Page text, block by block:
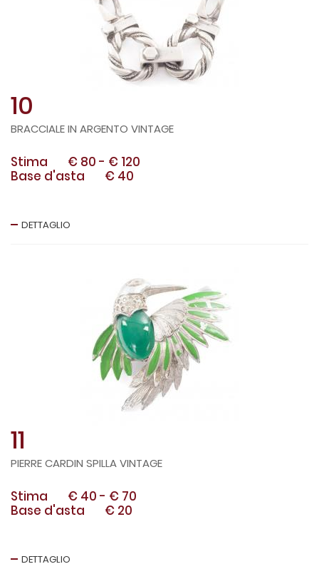
10
BRACCIALE IN ARGENTO VINTAGE
Stima € 80 - € 120
Base d'asta
€ 40
DETTAGLIO
11
PIERRE CARDIN SPILLA VINTAGE
Stima € 40 - € 70
Base d'asta
€ 20
DETTAGLIO